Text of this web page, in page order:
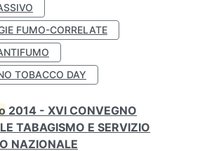
FUMO-CORRELATE
TOBACCO DAY
2014 - XVI CONVEGNO
TABAGISMO E SERVIZIO
NAZIONALE